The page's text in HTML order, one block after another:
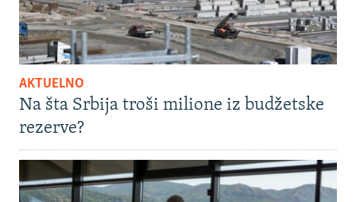
AKTUELNO
Na šta Srbija troši milione iz budžetske
rezerve?